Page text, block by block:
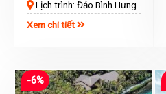
Lịch trình: Đảo Bình Hưng
Xem chi tiết
-6%